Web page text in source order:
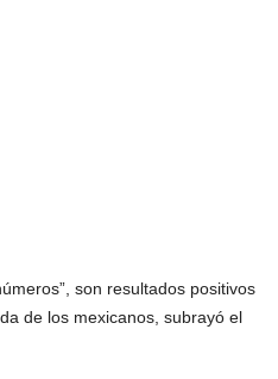
son resultados positivos
de los mexicanos, subrayó el